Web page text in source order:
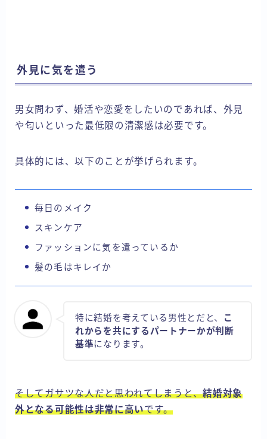
外見に気を遣う
男女問わず、婚活や恋愛をしたいのであれば、外見
や匂いといった最低限の清潔感は必要です。
具体的には、以下のことが挙げられます。
毎日のメイク
スキンケア
ファッションに気を遣っているか
髪の毛はキレイか
特に結婚を考えている男性とだと、
こ
れからを共にするパートナーかが判断
基準になります。
そしてガサツな人だと思われてしまうと、結婚対象
外となる可能性は非常に高いです。